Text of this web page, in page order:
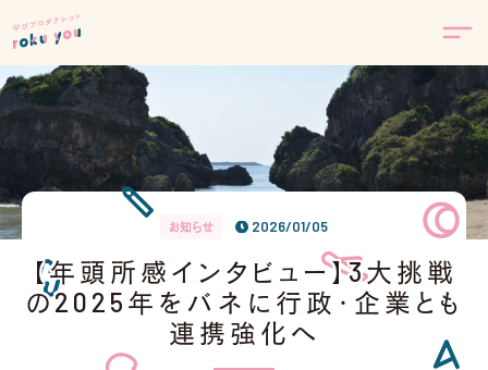
お知らせ 2026/01/05
【年頭所感インタビュー】3大挑戦
の2025年をバネに行政・企業とも
連携強化へ